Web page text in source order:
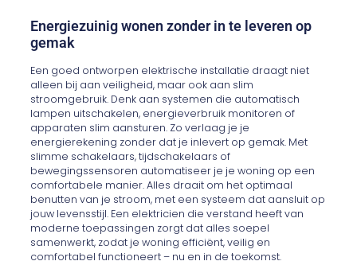
Energiezuinig wonen zonder in te leveren op
gemak
Een goed ontworpen elektrische installatie draagt niet
alleen bij aan veiligheid, maar ook aan slim
stroomgebruik. Denk aan systemen die automatisch
lampen uitschakelen, energieverbruik monitoren of
apparaten slim aansturen. Zo verlaag je je
energierekening zonder dat je inlevert op gemak. Met
slimme schakelaars, tijdschakelaars of
bewegingssensoren automatiseer je je woning op een
comfortabele manier. Alles draait om het optimaal
benutten van je stroom, met een systeem dat aansluit op
jouw levensstijl. Een elektricien die verstand heeft van
moderne toepassingen zorgt dat alles soepel
samenwerkt, zodat je woning efficiënt, veilig en
comfortabel functioneert – nu en in de toekomst.